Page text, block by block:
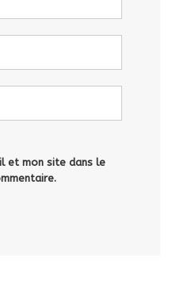
et mon site dans le